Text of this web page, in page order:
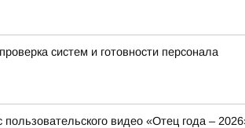
систем и готовности персонала
видео «Отец года –